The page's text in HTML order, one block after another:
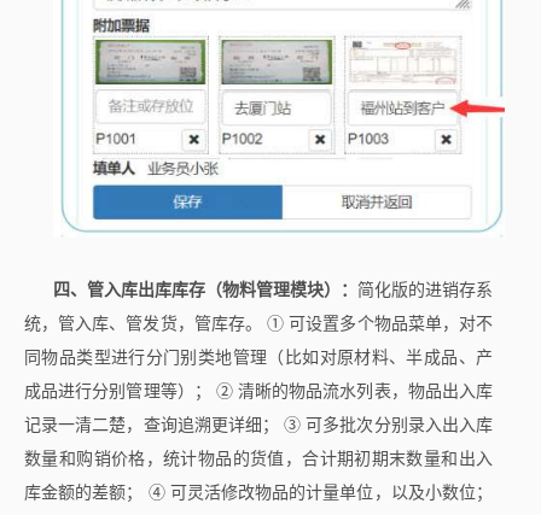
四、管入库出库库存（物料管理模块）： 简化版的进销存系
统，管入库、管发货，管库存。 ① 可设置多个物品菜单，对不
同物品类型进行分门别类地管理（比如对原材料、半成品、产
成品进行分别管理等）； ② 清晰的物品流水列表，物品出入库
记录一清二楚，查询追溯更详细； ③ 可多批次分别录入出入库
数量和购销价格，统计物品的货值，合计期初期末数量和出入
库金额的差额； ④ 可灵活修改物品的计量单位，以及小数位；